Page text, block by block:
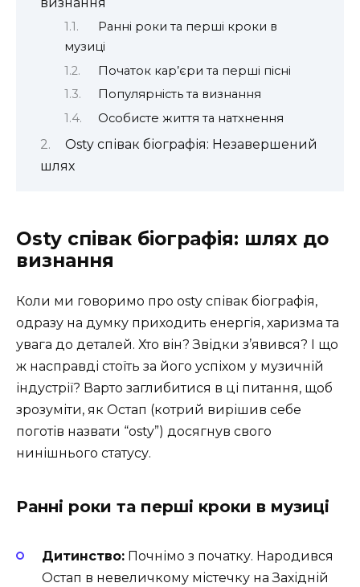
Ранні роки та перші кроки в
музиці
Початок кар’єри та перші пісні
Популярність та визнання
Особисте життя та натхнення
Osty співак біографія: Незавершений
шлях
Osty співак біографія: шлях до
визнання
Коли ми говоримо про osty співак біографія,
одразу на думку приходить енергія, харизма та
увага до деталей. Хто він? Звідки з’явився? І що
ж насправді стоїть за його успіхом у музичній
індустрії? Варто заглибитися в ці питання, щоб
зрозуміти, як Остап (котрий вирішив себе
поготів назвати “osty”) досягнув свого
нинішнього статусу.
Ранні роки та перші кроки в музиці
Дитинство: Почнімо з початку. Народився
Остап в невеличкому містечку на Західній